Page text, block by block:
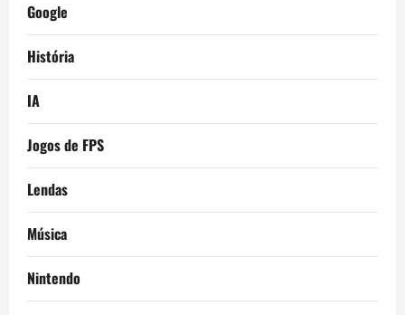
Google
História
IA
Jogos de FPS
Lendas
Música
Nintendo